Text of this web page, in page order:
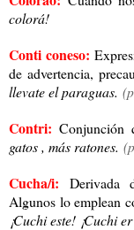
colorá!
Conti coneso:
de advertencia,
llevate el paraguas.
Contri: Conjunción
gatos , más ratones.
Cucha/i: Derivada
Algunos lo emplean
¡Cuchi este! ¡Cuchi